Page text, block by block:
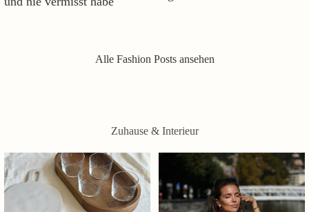
Alle Fashion Posts ansehen
Zuhause & Interieur